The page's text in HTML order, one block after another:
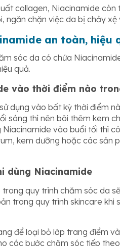
collagen, Niacinamide
ngăn chặn việc da bị chảy
an toàn, hiệu
sóc da có chứa
quả.
vào thời điểm nào
dụng vào bất kỳ thời điểm
sáng thì nên bôi thêm kem
Niacinamide vào buổi tối thì
kem dưỡng hoặc các sản
dùng Niacinamide
quy trình chăm sóc da
trong quy trình skincare
để loại bỏ lớp trang điểm
các bước chăm sóc tiếp